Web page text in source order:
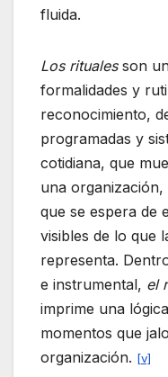
fluida.
Los ritualesson
formalidades y
reconocimiento,
programadas y
cotidiana, que
una
que se espera de
visibles de lo que
representa.
e instrumental, el
imprime una
momentos que
organización. [v]